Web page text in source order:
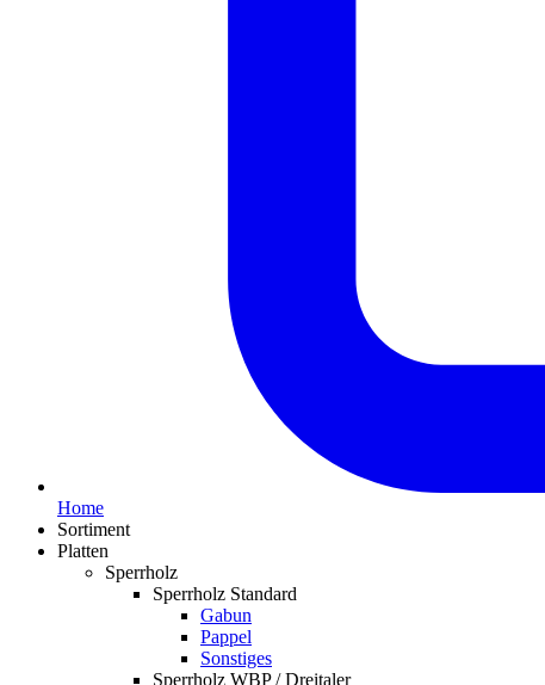
Home
Sortiment
Platten
Sperrholz
Sperrholz Standard
Gabun
Pappel
Sonstiges
Sperrholz WBP / Dreitaler